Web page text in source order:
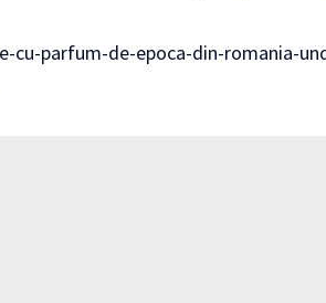
cu-parfum-de-epoca-din-romania-